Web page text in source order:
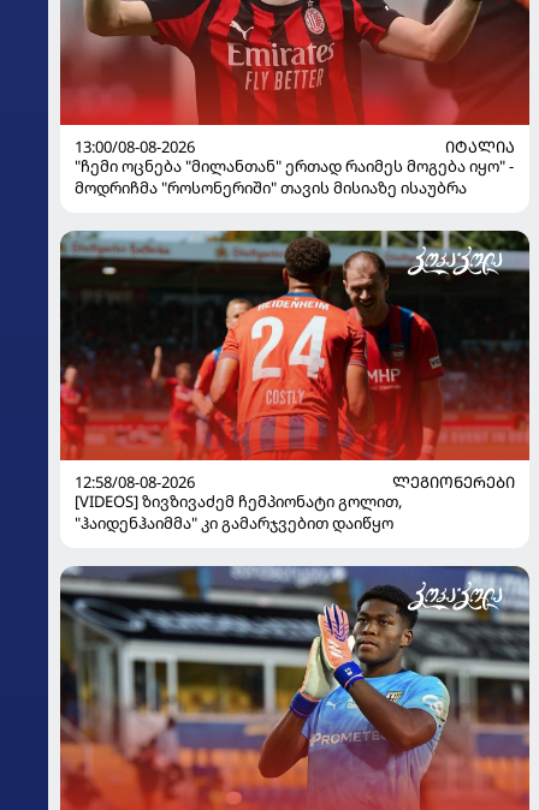
13:00/08-08-2026
ᲘᲢᲐᲚᲘᲐ
"ჩემი ოცნება "მილანთან" ერთად რაიმეს მოგება იყო" -
მოდრიჩმა "როსონერიში" თავის მისიაზე ისაუბრა
12:58/08-08-2026
ᲚᲔᲒᲘᲝᲜᲔᲠᲔᲑᲘ
[VIDEOS] ზივზივაძემ ჩემპიონატი გოლით,
"ჰაიდენჰაიმმა" კი გამარჯვებით დაიწყო